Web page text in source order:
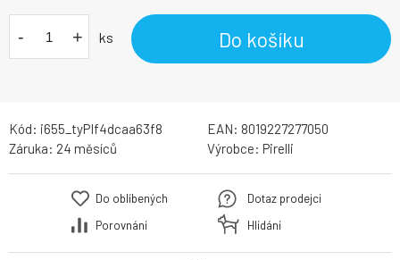
- + ks Do košíku
Kód: i655_tyPIf4dcaa63f8 EAN: 8019227277050
Záruka: 24 měsíců Výrobce: Pirelli
Do oblíbených
Porovnání
Dotaz prodejci
Hlídání